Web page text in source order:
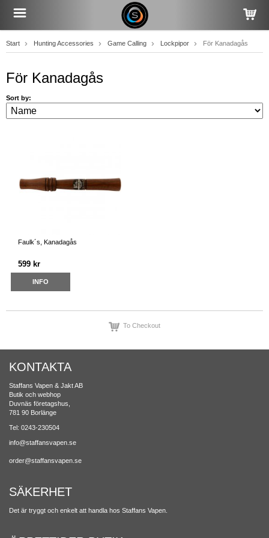
Start Hunting Accessories Game Calling Lockpipor För Kanadagås
För Kanadagås
Sort by:
Faulk´s, Kanadagås
599 kr
INFO
To Checkout
KONTAKTA
Staffans Vapen & Jakt AB
Butik och webhop
Duvnäs företagshus,
781 90 Borlänge
Tel: 0243-230504
info@staffansvapen.se
order@staffansvapen.se
SÄKERHET
Det är tryggt och enkelt att handla hos Staffans Vapen.